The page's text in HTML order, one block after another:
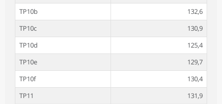
TP10b
132,6
TP10c
130,9
TP10d
125,4
TP10e
129,7
TP10f
130,4
TP11
131,9